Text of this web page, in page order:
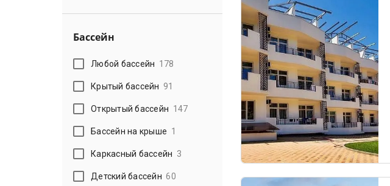
Бассейн
Любой бассейн 178
Крытый бассейн 91
Открытый бассейн 147
Бассейн на крыше 1
Каркасный бассейн 3
Детский бассейн 60